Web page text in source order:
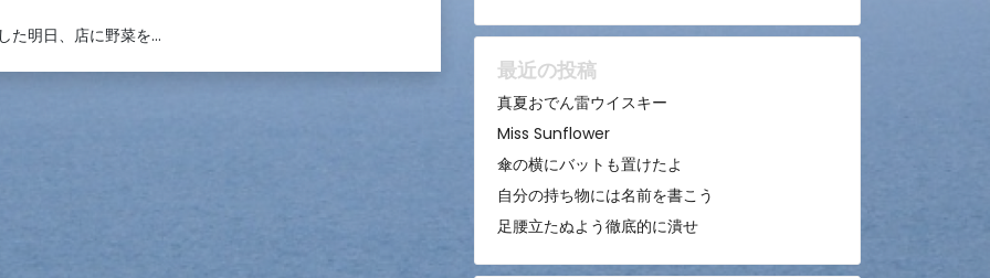
た明日、店に野菜を…
最近の投稿
真夏おでん雷ウイスキー
Miss Sunflower
傘の横にバットも置けたよ
自分の持ち物には名前を書こう
足腰立たぬよう徹底的に潰せ